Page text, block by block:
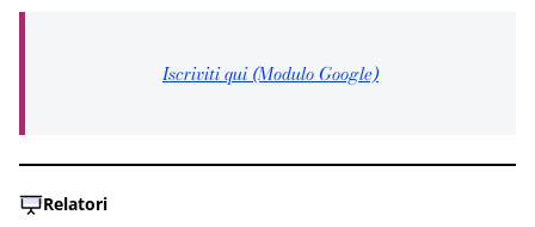
Iscriviti qui (Modulo Google)
Relatori